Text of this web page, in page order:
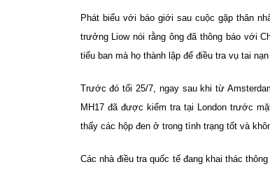
Phát biểu với báo giới sau cuộc gặp thân
trưởng Liow nói rằng ông đã thông báo với
tiểu ban mà họ thành lập để điều tra vụ tai nạn
Trước đó tối 25/7, ngay sau khi từ
MH17 đã được kiểm tra tại London trước
thấy các hộp đen ở trong tình trạng tốt và
Các nhà điều tra quốc tế đang khai thác